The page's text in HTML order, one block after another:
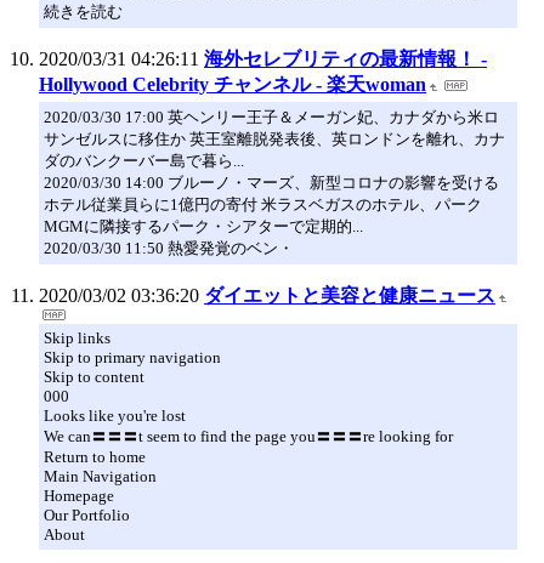
続きを読む
2020/03/31 04:26:11 海外セレブリティの最新情報！ -
Hollywood Celebrity チャンネル - 楽天woman
2020/03/30 17:00 英ヘンリー王子＆メーガン妃、カナダから米ロ
サンゼルスに移住か 英王室離脱発表後、英ロンドンを離れ、カナ
ダのバンクーバー島で暮ら...
2020/03/30 14:00 ブルーノ・マーズ、新型コロナの影響を受ける
ホテル従業員らに1億円の寄付 米ラスベガスのホテル、パーク
MGMに隣接するパーク・シアターで定期的...
2020/03/30 11:50 熱愛発覚のベン・
2020/03/02 03:36:20 ダイエットと美容と健康ニュース
Skip links
Skip to primary navigation
Skip to content
000
Looks like you're lost
We can〓〓〓t seem to find the page you〓〓〓re looking for
Return to home
Main Navigation
Homepage
Our Portfolio
About